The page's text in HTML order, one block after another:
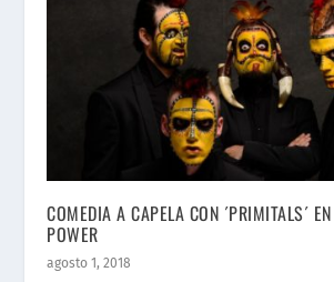
COMEDIA A CAPELA CON ´PRIMITALS´
POWER
agosto 1, 2018